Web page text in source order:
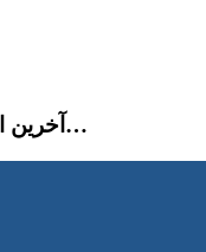
آخرین اخبار دنیای حسابداری را از ما بخواهید…